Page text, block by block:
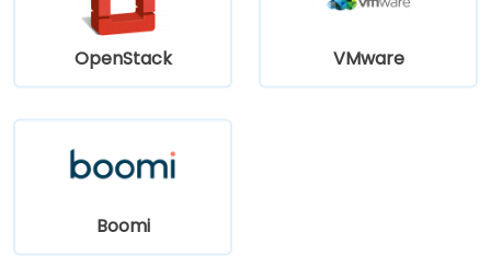
OpenStack VMware
Boomi